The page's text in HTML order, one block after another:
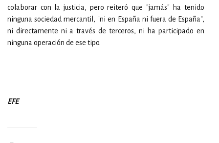
colaborar con la justicia, pero reiteró que "jamás" ha tenido
ninguna sociedad mercantil, "ni en España ni fuera de España",
ni directamente ni a través de terceros, ni ha participado en
ninguna operación de ese tipo.
EFE